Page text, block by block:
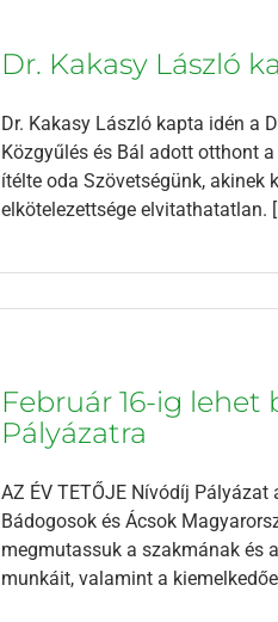
Dr. Kakasy László
Dr. Kakasy László kapta idén a
Közgyűlés és Bál adott otthont
ítélte oda Szövetségünk,
elkötelezettsége elvitathatatlan.
Február 16-ig
Pályázatra
AZ ÉV TETŐJE Nívódíj
Bádogosok és Ácsok
megmutassuk a szakmának és
munkáit, valamint a